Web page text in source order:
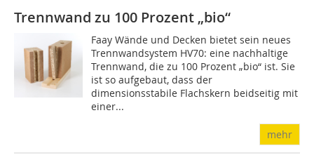
Trennwand zu 100 Prozent „bio“
Faay Wände und Decken bietet sein neues
Trennwandsystem HV70: eine nachhaltige
Trennwand, die zu 100 Prozent „bio“ ist. Sie
ist so aufgebaut, dass der
dimensionsstabile Flachskern beidseitig mit
einer...
mehr